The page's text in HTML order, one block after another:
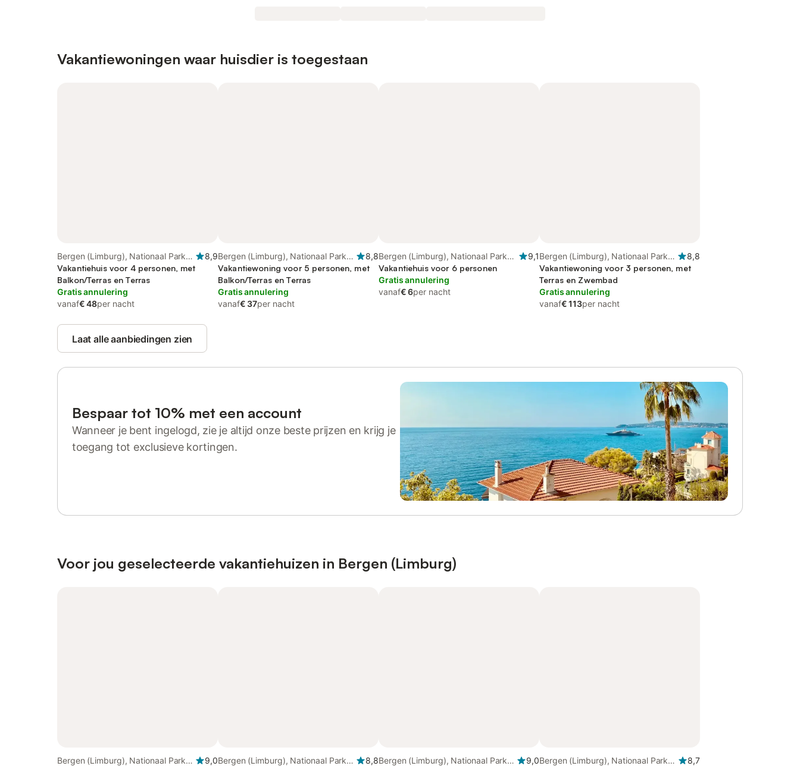
Vakantiewoningen waar huisdier is toegestaan
Bergen (Limburg), Nationaal Park
De Maasduinen
8,9
Vakantiehuis voor 4 personen, met
Balkon/Terras en Terras
Gratis annulering
vanaf€ 48per nacht
Bergen (Limburg), Nationaal Park
De Maasduinen
8,8
Vakantiewoning voor 5 personen, met
Balkon/Terras en Terras
Gratis annulering
vanaf€ 37per nacht
Bergen (Limburg), Nationaal Park
De Maasduinen
9,1
Vakantiehuis voor 6 personen
Gratis annulering
vanaf€ 6per nacht
Bergen (Limburg), Nationaal Park
De Maasduinen
8,8
Vakantiewoning voor 3 personen, met
Terras en Zwembad
Gratis annulering
vanaf€ 113per nacht
Laat alle aanbiedingen zien
Bespaar tot 10% met een account
Wanneer je bent ingelogd, zie je altijd onze beste prijzen en krijg je
toegang tot exclusieve kortingen.
Voor jou geselecteerde vakantiehuizen in Bergen (Limburg)
Bergen (Limburg), Nationaal Park
9,0Bergen (Limburg), Nationaal Park
8,8Bergen (Limburg), Nationaal Park
9,0Bergen (Limburg), Nationaal Park
8,7